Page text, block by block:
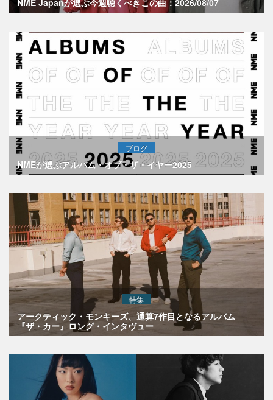
NME Japanが選ぶ今週聴くべきこの曲：2026/08/07
ブログ
NMEが選ぶアルバム・オブ・ザ・イヤー2025
特集
アークティック・モンキーズ、通算7作目となるアルバム
『ザ・カー』ロング・インタヴュー